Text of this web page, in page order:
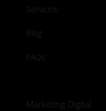
Servicios
Blog
FAQs
Marketing Digital